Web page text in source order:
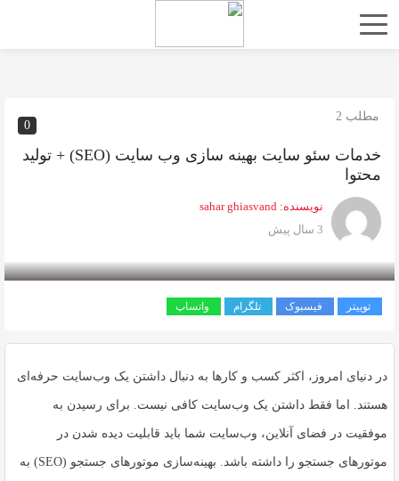
اشتراک
روش‌های
زیر
می‌توانید
این
را
با
به
اشتراک
بگذارید.
کپی
0
مطلب 2
خدمات سئو سایت بهینه سازی وب سایت (SEO) + تولید
محتوا
نویسنده: sahar ghiasvand
3 سال پیش
توییتر فیسبوک تلگرام واتساپ
در دنیای امروز، اکثر کسب و کارها به دنبال داشتن یک وب‌سایت حرفه‌ای
هستند. اما فقط داشتن یک وب‌سایت کافی نیست. برای رسیدن به
موفقیت در فضای آنلاین، وب‌سایت شما باید قابلیت دیده شدن در
موتورهای جستجو را داشته باشد. بهینه‌سازی موتورهای جستجو (SEO) به